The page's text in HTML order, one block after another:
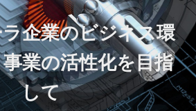
企業のビジネス環
業の活性化を目指
して